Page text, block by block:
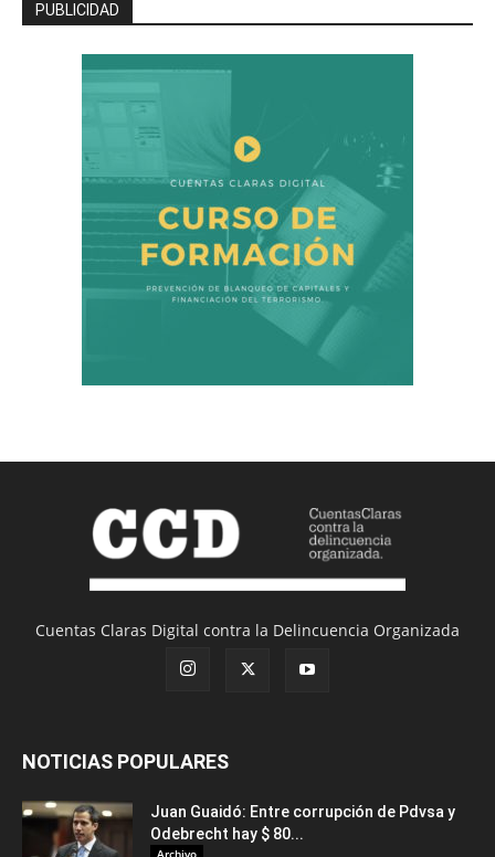
PUBLICIDAD
Cuentas Claras Digital contra la Delincuencia Organizada
NOTICIAS POPULARES
Juan Guaidó: Entre corrupción de Pdvsa y
Odebrecht hay $ 80...